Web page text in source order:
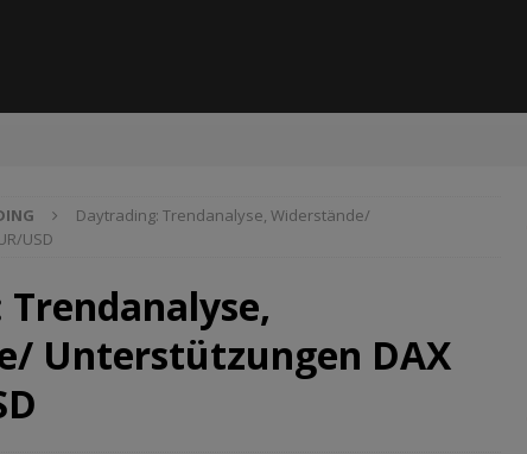
Daytrading: Trendanalyse, Widerstände/
USD
Unterstützungen DAX